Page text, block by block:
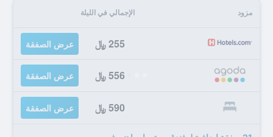
مزود الإجمالي في الليلة
255 ﷼ عرض الصفقة
556 ﷼ عرض الصفقة
590 ﷼ عرض الصفقة